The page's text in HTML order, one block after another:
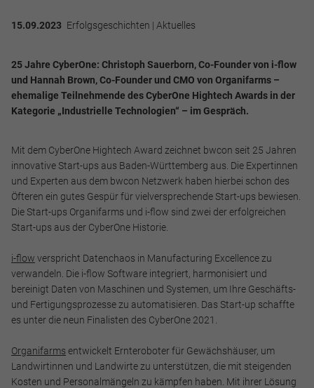
15.09.2023 Erfolgsgeschichten | Aktuelles
25 Jahre CyberOne: Christoph Sauerborn, Co-Founder von i-flow
und Hannah Brown, Co-Founder und CMO von Organifarms –
ehemalige Teilnehmende des CyberOne Hightech Awards in der
Kategorie „Industrielle Technologien“ – im Gespräch.
Mit dem CyberOne Hightech Award zeichnet bwcon seit 25 Jahren
innovative Start-ups aus Baden-Württemberg aus. Die Expertinnen
und Experten aus dem bwcon Netzwerk haben hierbei schon des
Öfteren ein gutes Gespür für vielversprechende Start-ups bewiesen.
Die Start-ups Organifarms und i-flow sind zwei der erfolgreichen
Start-ups aus der CyberOne Historie.
i-flow verspricht Datenchaos in Manufacturing Excellence zu
verwandeln. Die i-flow Software integriert, harmonisiert und
bereinigt Daten von Maschinen und Systemen, um Ihre Geschäfts-
und Fertigungsprozesse zu automatisieren. Das Start-up schaffte
es unter die neun Finalisten des CyberOne 2021.
Organifarms entwickelt Ernteroboter für Gewächshäuser, um
Landwirtinnen und Landwirte zu unterstützen, die mit steigenden
Kosten und Personalmängeln zu kämpfen haben. Mit ihrer Lösung